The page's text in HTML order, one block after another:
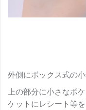
外側にボックス式の
上の部分に小さなポ
ケットにレシート等